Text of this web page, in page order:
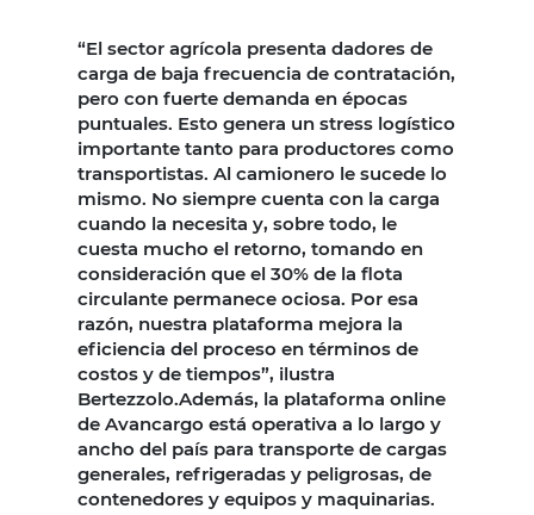
“El sector agrícola presenta dadores de
carga de baja frecuencia de contratación,
pero con fuerte demanda en épocas
puntuales. Esto genera un stress logístico
importante tanto para productores como
transportistas. Al camionero le sucede lo
mismo. No siempre cuenta con la carga
cuando la necesita y, sobre todo, le
cuesta mucho el retorno, tomando en
consideración que el 30% de la flota
circulante permanece ociosa. Por esa
razón, nuestra plataforma mejora la
eficiencia del proceso en términos de
costos y de tiempos”, ilustra
Bertezzolo.Además, la plataforma online
de Avancargo está operativa a lo largo y
ancho del país para transporte de cargas
generales, refrigeradas y peligrosas, de
contenedores y equipos y maquinarias.